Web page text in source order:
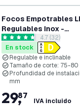
de deseos
Focos Empotrables
Regulables Inox -
Amsterdam - 3W -
ø82mm - 6 pack
abrir el
4.7 estrellas de puntuación
4.7 (32)
En stock
Regulable e inclinable
Tamaño de corte: 75-80
Profundidad de
mm
29,
87
IVA incluido